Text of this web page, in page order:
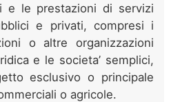
e le prestazioni di servizi
e privati, compresi i
o altre organizzazioni
e le societa’ semplici,
esclusivo o principale
o agricole.